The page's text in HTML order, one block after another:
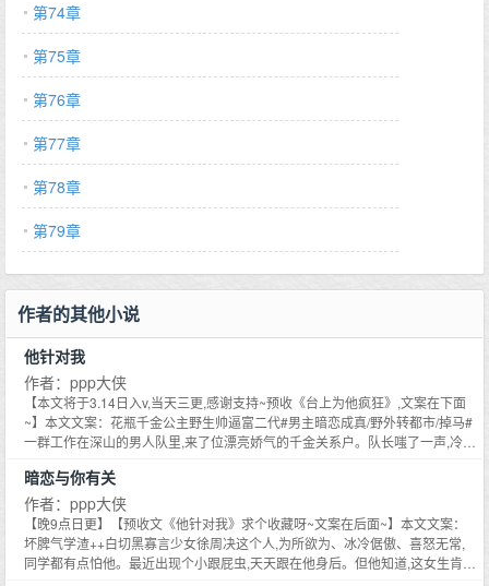
第74章
第75章
第76章
第77章
第78章
第79章
作者的其他小说
他针对我
作者：ppp大侠
【本文将于3.14日入v,当天三更,感谢支持~预收《台上为他疯狂》,文案在下面
~】本文文案：花瓶千金公主野生帅逼富二代#男主暗恋成真/野外转都市/掉马#
一群工作在深山的男人队里,来了位漂亮娇气的千金关系户。队长嗤了一声,冷
我拿头倒吊。三个月后,覃缓拿来一根绳子：江队长,你吊一下呗。江须昂带着几
分了然,轻轻挑眉,尾音撩人：原来你好这口？覃缓：……-她计划在深山里待三
个月,结果天天被他针对。覃缓认真警告他：我告诉你哦,我背景强大,你们总裁
的独生子是我未婚夫。天知道她从没放在心上,甚至不记得长什么样。江须昂：
哦？覃缓：是,我们如胶似漆恩相敬如宾,如果你还想保住你的工作最好别欺负我
暗恋与你有关
作者：ppp大侠
【晚9点日更】【预收文《他针对我》求个收藏呀~文案在后面~】本文文案：
坏脾气学渣++白切黑寡言少女徐周决这个人,为所欲为、冰冷倨傲、喜怒无常,
同学都有点怕他。最近出现个小跟屁虫,天天跟在他身后。但他知道,这女生肯定